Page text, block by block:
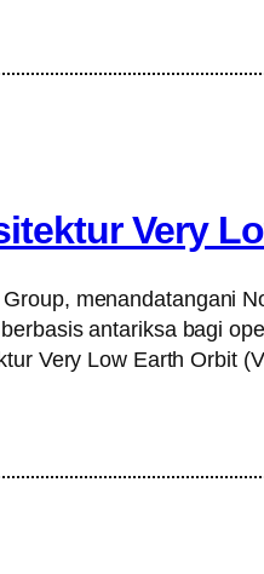
Very
menandatangani
antariksa bagi
Very Low Earth Orbit